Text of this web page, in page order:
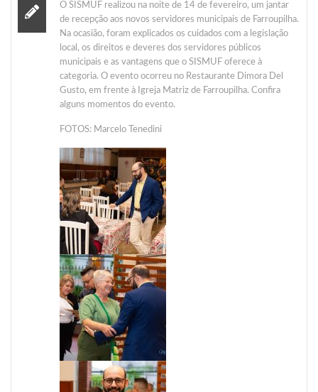
O SISMUF realizou na noite de 14 de fevereiro, um jantar
de recepção aos novos servidores municipais de Farroupilha.
Na ocasião, foram explicados os cuidados com a legislação
local, os direitos e deveres dos servidores públicos
municipais e as vantagens que o SISMUF oferece à
categoria. O evento ocorreu no Restaurante Dimora Del
Gusto, em frente à Igreja Matriz de Farroupilha. Confira
alguns momentos do evento.
FOTOS: Marcelo Tenedini